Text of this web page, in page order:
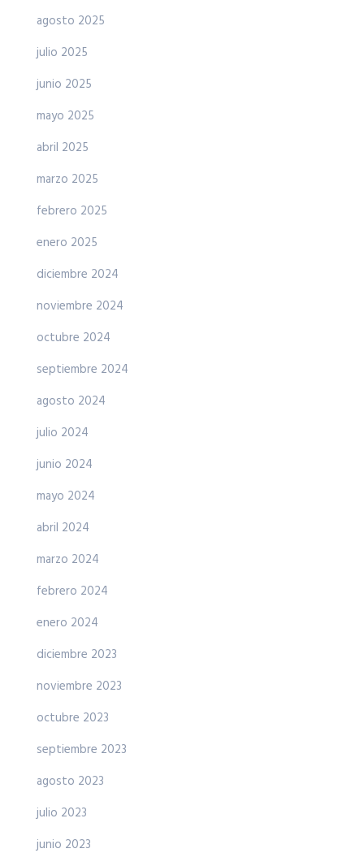
agosto 2025
julio 2025
junio 2025
mayo 2025
abril 2025
marzo 2025
febrero 2025
enero 2025
diciembre 2024
noviembre 2024
octubre 2024
septiembre 2024
agosto 2024
julio 2024
junio 2024
mayo 2024
abril 2024
marzo 2024
febrero 2024
enero 2024
diciembre 2023
noviembre 2023
octubre 2023
septiembre 2023
agosto 2023
julio 2023
junio 2023